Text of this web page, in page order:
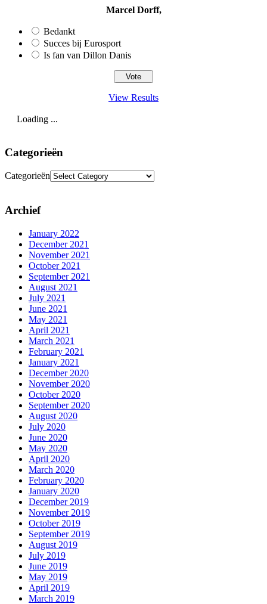
Marcel Dorff,
Bedankt
Succes bij Eurosport
Is fan van Dillon Danis
View Results
Loading ...
Categorieën
Categorieën
Archief
January 2022
December 2021
November 2021
October 2021
September 2021
August 2021
July 2021
June 2021
May 2021
April 2021
March 2021
February 2021
January 2021
December 2020
November 2020
October 2020
September 2020
August 2020
July 2020
June 2020
May 2020
April 2020
March 2020
February 2020
January 2020
December 2019
November 2019
October 2019
September 2019
August 2019
July 2019
June 2019
May 2019
April 2019
March 2019